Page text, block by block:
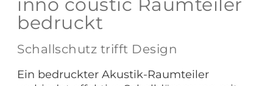
bedruckt
Schallschutz trifft Design
Ein bedruckter Akustik-Raumteiler